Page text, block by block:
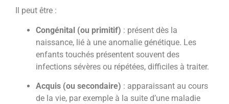
Il peut être :
Congénital (ou primitif) : présent dès la
naissance, lié à une anomalie génétique. Les
enfants touchés présentent souvent des
infections sévères ou répétées, difficiles à traiter.
Acquis (ou secondaire) : apparaissant au cours
de la vie, par exemple à la suite d’une maladie